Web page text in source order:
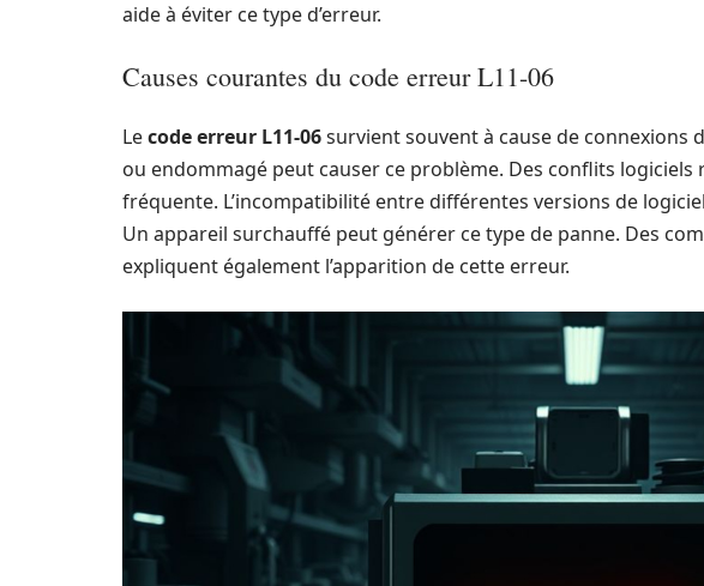
aide à éviter ce type d’erreur.
Causes courantes du code erreur L11-06
Lecode erreur L11-06survient souvent à cause de connexions
ou endommagé peut causer ce problème. Des conflits logiciels
fréquente. L’incompatibilité entre différentes versions de
Un appareil surchauffé peut générer ce type de panne. Des
expliquent également l’apparition de cette erreur.